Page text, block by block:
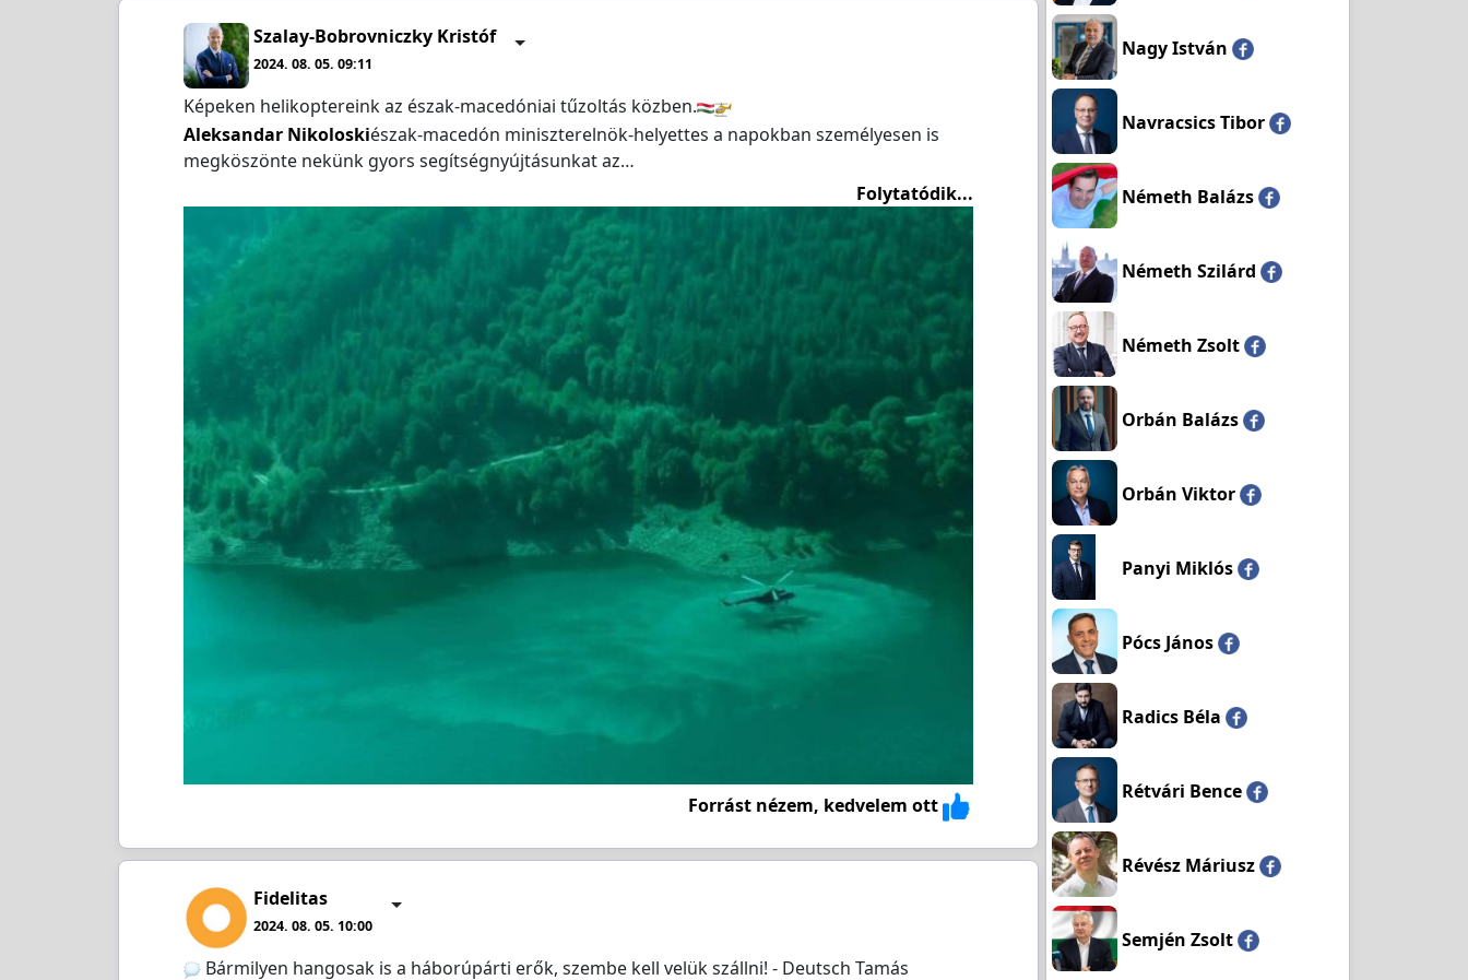
Szalay-Bobrovniczky Kristóf
2024. 08. 05. 09:11
Képeken helikoptereink az észak-macedóniai tűzoltás közben.
Aleksandar Nikoloskiészak-macedón miniszterelnök-helyettes a napokban személyesen is
megköszönte nekünk gyors segítségnyújtásunkat az…
Folytatódik...
Forrást nézem, kedvelem ott
Fidelitas
2024. 08. 05. 10:00
Bármilyen hangosak is a háborúpárti erők, szembe kell velük szállni! - Deutsch Tamás
Nagy István
Navracsics Tibor
Németh Balázs
Németh Szilárd
Németh Zsolt
Orbán Balázs
Orbán Viktor
Panyi Miklós
Pócs János
Radics Béla
Rétvári Bence
Révész Máriusz
Semjén Zsolt